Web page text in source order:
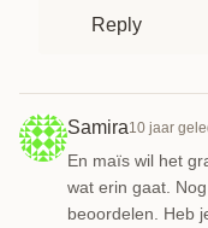
Reply
Samira10 jaar
En maïs wil het
wat erin gaat.
beoordelen. Heb